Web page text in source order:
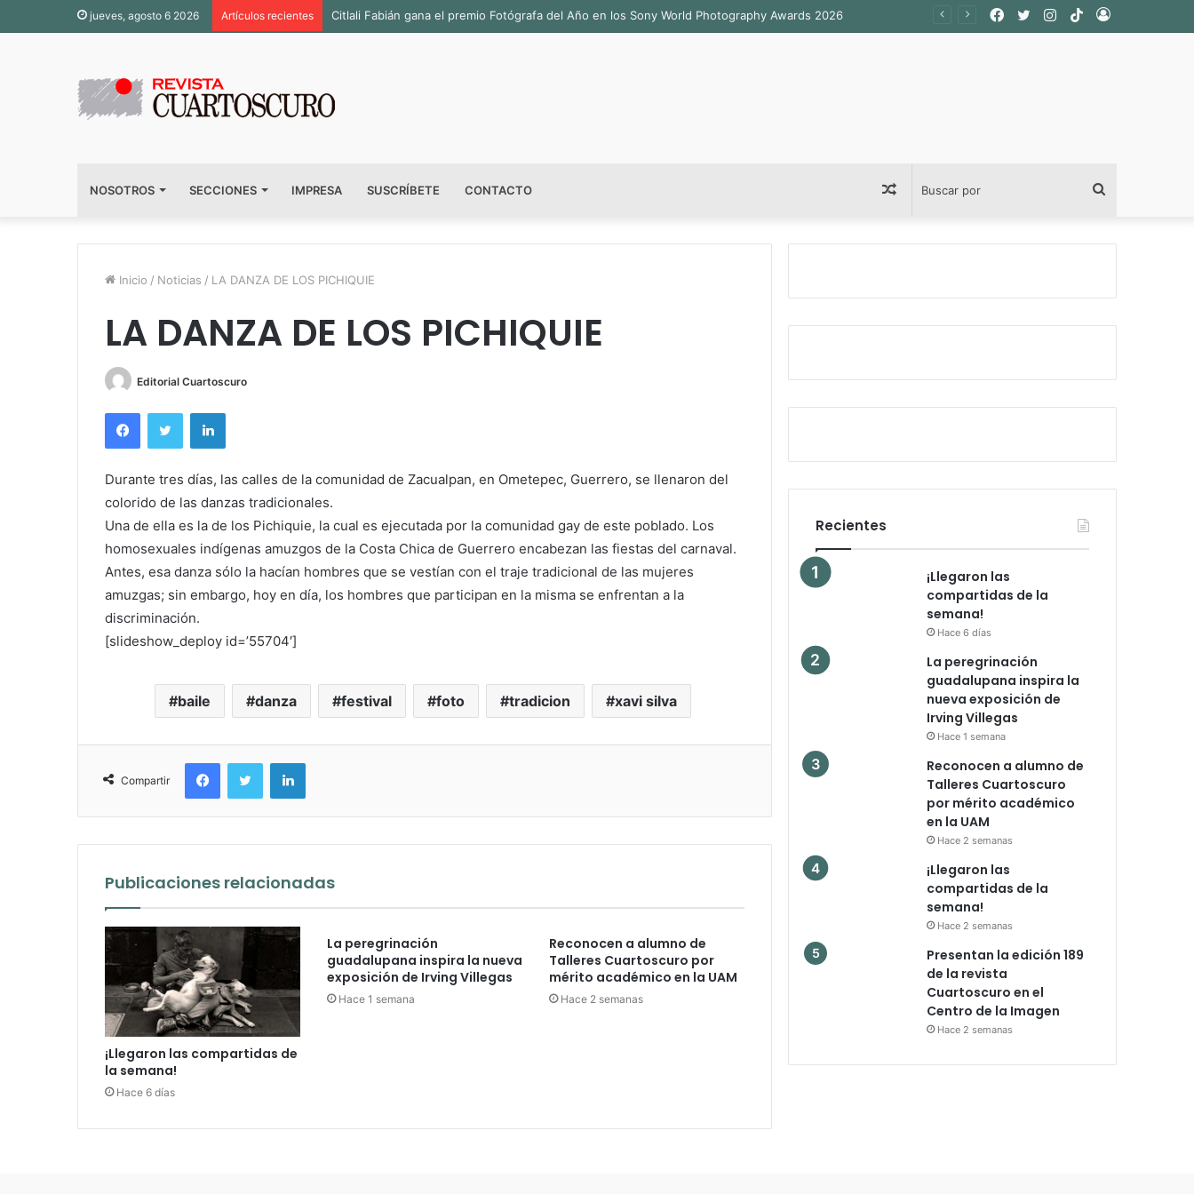
jueves, agosto 6 2026 Artículos recientes Citlali Fabián gana el premio Fotógrafa del Año en los Sony World Photography Awards 2026 Acceso
TikTok
Instagram
Twitter
Facebook
NOSOTROS SECCIONES IMPRESA SUSCRÍBETE CONTACTO
por
Publicación
al
azar
Inicio / Noticias / LA DANZA DE LOS PICHIQUIE
LA DANZA DE LOS PICHIQUIE
Editorial Cuartoscuro
FacebookTwitter LinkedIn
Durante tres días, las calles de la comunidad de Zacualpan, en Ometepec, Guerrero, se llenaron del
colorido de las danzas tradicionales.
Una de ella es la de los Pichiquie, la cual es ejecutada por la comunidad gay de este poblado. Los
homosexuales indígenas amuzgos de la Costa Chica de Guerrero encabezan las fiestas del carnaval.
Antes, esa danza sólo la hacían hombres que se vestían con el traje tradicional de las mujeres
amuzgas; sin embargo, hoy en día, los hombres que participan en la misma se enfrentan a la
discriminación.
[slideshow_deploy id=’55704′]
baile danza festival foto tradicion xavi silva
Compartir
FacebookTwitter LinkedIn
Publicaciones relacionadas
¡Llegaron las compartidas de
la semana!
Hace 6 días
La peregrinación
guadalupana inspira la nueva
exposición de Irving Villegas
Hace 1 semana
Reconocen a alumno de
Talleres Cuartoscuro por
mérito académico en la UAM
Hace 2 semanas
Recientes
¡Llegaron las
compartidas de la
semana!
Hace 6 días
La peregrinación
guadalupana inspira la
nueva exposición de
Irving Villegas
Hace 1 semana
Reconocen a alumno de
Talleres Cuartoscuro
por mérito académico
en la UAM
Hace 2 semanas
¡Llegaron las
compartidas de la
semana!
Hace 2 semanas
Presentan la edición 189
de la revista
Cuartoscuro en el
Centro de la Imagen
Hace 2 semanas